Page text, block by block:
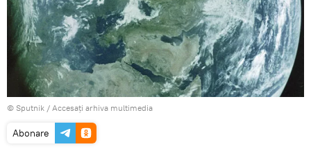
© Sputnik / Accesați arhiva multimedia
Abonare